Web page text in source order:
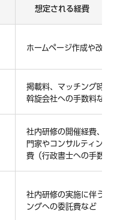
想定される経費
ホームページ作成や改
掲載料、マッチング時
斡旋会社への手数料など
社内研修の開催経費、
門家やコンサルティン
費（行政書士への手数料
社内研修の実施に伴う
ングへの委託費など